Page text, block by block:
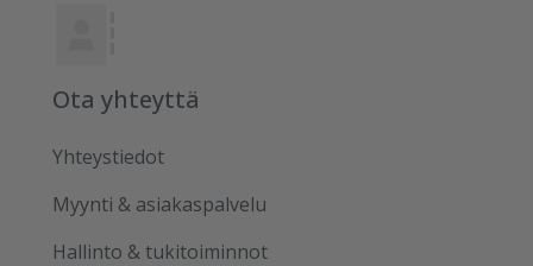
Ota yhteyttä
Yhteystiedot
Myynti & asiakaspalvelu
Hallinto & tukitoiminnot